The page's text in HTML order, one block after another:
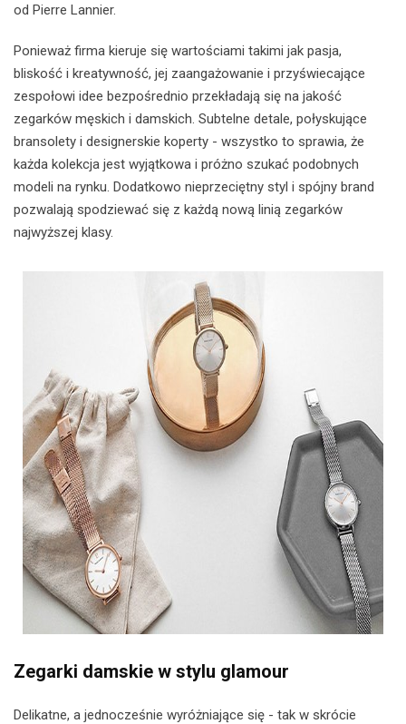
od Pierre Lannier.
Ponieważ firma kieruje się wartościami takimi jak pasja,
bliskość i kreatywność, jej zaangażowanie i przyświecające
zespołowi idee bezpośrednio przekładają się na jakość
zegarków męskich i damskich. Subtelne detale, połyskujące
bransolety i designerskie koperty - wszystko to sprawia, że
każda kolekcja jest wyjątkowa i próżno szukać podobnych
modeli na rynku. Dodatkowo nieprzeciętny styl i spójny brand
pozwalają spodziewać się z każdą nową linią zegarków
najwyższej klasy.
Zegarki damskie w stylu glamour
Delikatne, a jednocześnie wyróżniające się - tak w skrócie